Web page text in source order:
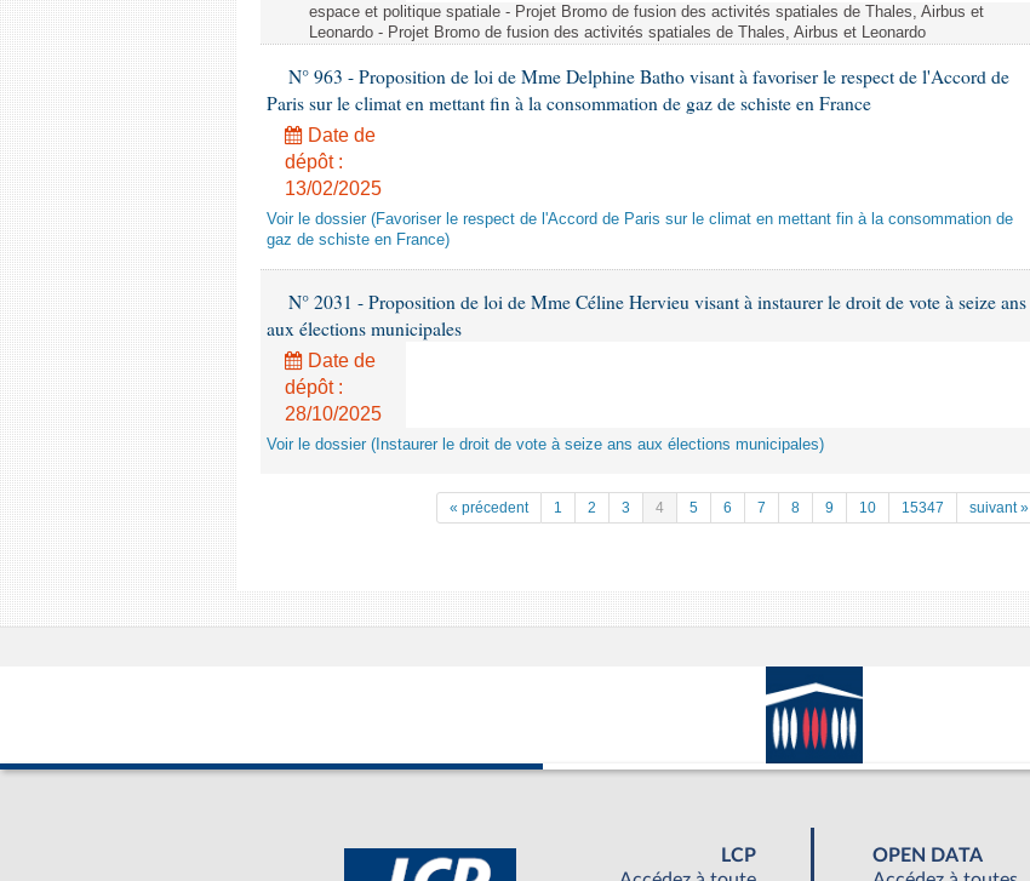
espace et politique spatiale - Projet Bromo de fusion des activités spatiales de Thales, Airbus et
Leonardo - Projet Bromo de fusion des activités spatiales de Thales, Airbus et Leonardo
N° 963 - Proposition de loi de Mme Delphine Batho visant à favoriser le respect de l'Accord de
Paris sur le climat en mettant fin à la consommation de gaz de schiste en France
Date de
dépôt :
13/02/2025
Voir le dossier (Favoriser le respect de l'Accord de Paris sur le climat en mettant fin à la consommation de
gaz de schiste en France)
N° 2031 - Proposition de loi de Mme Céline Hervieu visant à instaurer le droit de vote à seize ans
aux élections municipales
Date de
dépôt :
28/10/2025
Voir le dossier (Instaurer le droit de vote à seize ans aux élections municipales)
« précedent 1 2 3 4 5 6 7 8 9 10 15347 suivant »
LCP
OPEN DATA